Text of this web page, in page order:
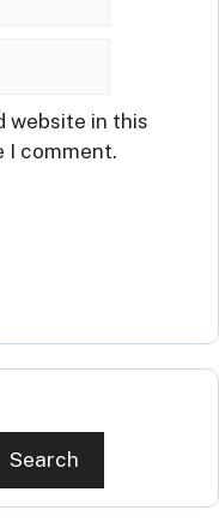
website in this
I comment.
Search